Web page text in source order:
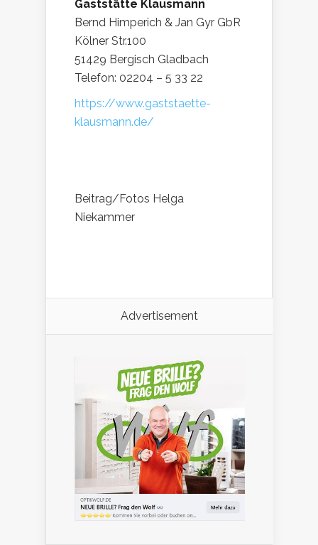
Gaststätte Klausmann
Bernd Himperich & Jan Gyr GbR
Kölner Str.100
51429 Bergisch Gladbach
Telefon: 02204 – 5 33 22
https://www.gaststaette-
klausmann.de/
Beitrag/Fotos Helga
Niekammer
Advertisement